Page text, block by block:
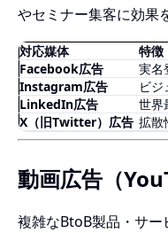
やセミナー集客に効果
対応媒体
特徴
Facebook広告
実名
Instagram広告
ビ
LinkedIn広告
世界
X（旧Twitter）広告 拡散
動画広告（
複雑なBtoB製品・サー